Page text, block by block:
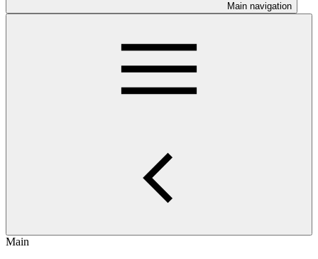
Main navigation
Main